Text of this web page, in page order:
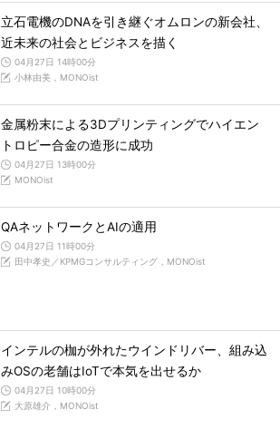
立石電機のDNAを引き継ぐオムロンの新会社、
近未来の社会とビジネスを描く
04月27日 14時00分
小林由美，MONOist
金属粉末による3Dプリンティングでハイエン
トロピー合金の造形に成功
04月27日 13時00分
MONOist
QAネットワークとAIの適用
04月27日 11時00分
田中孝史／KPMGコンサルティング，MONOist
インテルの枷が外れたウインドリバー、組み込
みOSの老舗はIoTで本気を出せるか
04月27日 10時00分
大原雄介，MONOist